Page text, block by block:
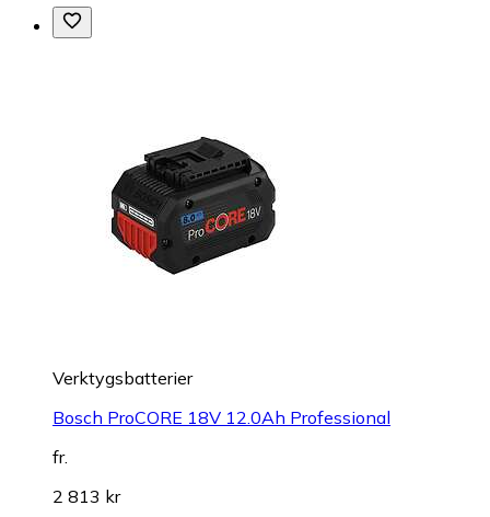
Verktygsbatterier
Bosch ProCORE 18V 12.0Ah Professional
fr.
2 813 kr